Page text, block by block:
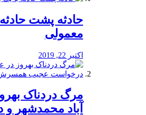
️حادثه پشت حادثه
معمولی
اکتبر 22, 2019
مرگ دردناک
آباد محمدشهر